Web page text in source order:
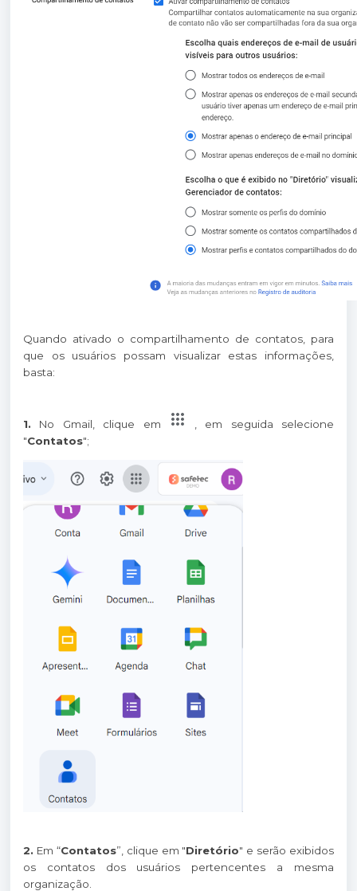
Quando ativado o compartilhamento de contatos, para
que os usuários possam visualizar estas informações,
basta:
1. No Gmail, clique em
, em seguida selecione
"Contatos";
2. Em “Contatos”, clique em "Diretório" e serão exibidos
os contatos dos usuários pertencentes a mesma
organização.